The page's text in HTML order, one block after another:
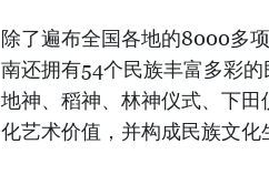
除了遍布全国各地的8000多
南还拥有54个民族丰富多彩
地神、稻神、林神仪式、下
化艺术价值，并构成民族文化